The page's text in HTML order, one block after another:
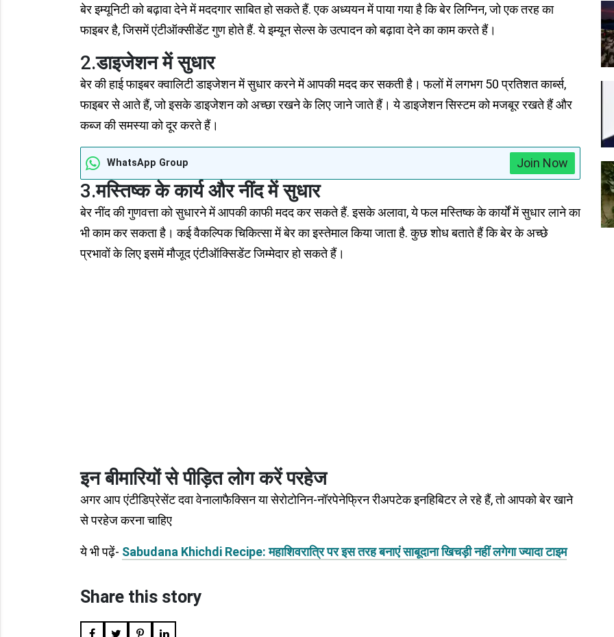
बेर इम्यूनिटी को बढ़ावा देने में मददगार साबित हो सकते हैं. एक अध्ययन में पाया गया है कि बेर लिग्निन, जो एक तरह का
फाइबर है, जिसमें एंटीऑक्सीडेंट गुण होते हैं. ये इम्यून सेल्स के उत्पादन को बढ़ावा देने का काम करते हैं।
2.डाइजेशन में सुधार
बेर की हाई फाइबर क्वालिटी डाइजेशन में सुधार करने में आपकी मदद कर सकती है। फलों में लगभग 50 प्रतिशत कार्ब्स,
फाइबर से आते हैं, जो इसके डाइजेशन को अच्छा रखने के लिए जाने जाते हैं। ये डाइजेशन सिस्टम को मजबूर रखते हैं और
कब्ज की समस्या को दूर करते हैं।
WhatsApp Group Join Now
3.मस्तिष्क के कार्य और नींद में सुधार
बेर नींद की गुणवत्ता को सुधारने में आपकी काफी मदद कर सकते हैं. इसके अलावा, ये फल मस्तिष्क के कार्यों में सुधार लाने का
भी काम कर सकता है। कई वैकल्पिक चिकित्सा में बेर का इस्तेमाल किया जाता है. कुछ शोध बताते हैं कि बेर के अच्छे
प्रभावों के लिए इसमें मौजूद एंटीऑक्सिडेंट जिम्मेदार हो सकते हैं।
इन बीमारियों से पीड़ित लोग करें परहेज
अगर आप एंटीडिप्रेसेंट दवा वेनालाफैक्सिन या सेरोटोनिन-नॉरपेनेफ्रिन रीअपटेक इनहिबिटर ले रहे हैं, तो आपको बेर खाने
से परहेज करना चाहिए
ये भी पढ़ें- Sabudana Khichdi Recipe: महाशिवरात्रि पर इस तरह बनाएं साबूदाना खिचड़ी नहीं लगेगा ज्यादा टाइम
Share this story